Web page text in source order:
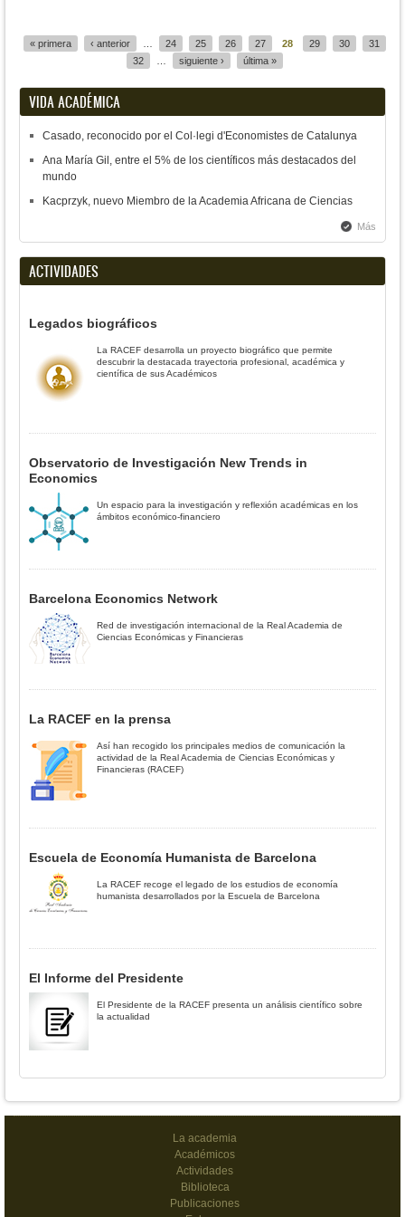
« primera ‹ anterior 24 25 26 27 28 29 30
31
32
siguiente › última »
VIDA ACADÉMICA
Casado, reconocido por el Col·legi d'Economistes de Catalunya
Ana María Gil, entre el 5% de los científicos más destacados del
mundo
Kacprzyk, nuevo Miembro de la Academia Africana de Ciencias
Más
ACTIVIDADES
Legados biográficos
La RACEF desarrolla un proyecto biográfico que permite
descubrir la destacada trayectoria profesional, académica y
científica de sus Académicos
Observatorio de Investigación New Trends in
Economics
Un espacio para la investigación y reflexión académicas en los
ámbitos económico-financiero
Barcelona Economics Network
Red de investigación internacional de la Real Academia de
Ciencias Económicas y Financieras
La RACEF en la prensa
Así han recogido los principales medios de comunicación la
actividad de la Real Academia de Ciencias Económicas y
Financieras (RACEF)
Escuela de Economía Humanista de Barcelona
La RACEF recoge el legado de los estudios de economía
humanista desarrollados por la Escuela de Barcelona
El Informe del Presidente
El Presidente de la RACEF presenta un análisis científico sobre
la actualidad
La academia
Académicos
Actividades
Biblioteca
Publicaciones